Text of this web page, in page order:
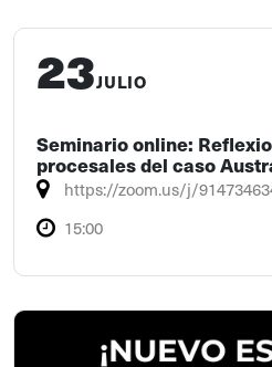
23JULIO
Seminario online:
procesales del caso
https://zoom.us/j/
15:00